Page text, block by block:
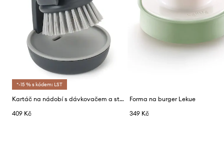
*-15 % s kódem: LST
Kartáč na nádobí s dávkovačem a stojanem Joseph Joseph Palm Scrub™
409 Kč
Forma na burger Lekue
349 Kč